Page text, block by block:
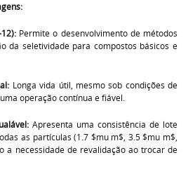
Permite o desenvolvimento de métodos
da seletividade para compostos básicos e
Longa vida útil, mesmo sob condições de
operação contínua e fiável.
Apresenta uma consistência de lote
as partículas (1.7 $mu m$, 3.5$mu m$,
a necessidade de revalidação ao trocar de